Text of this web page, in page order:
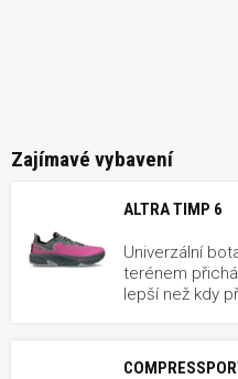
Zajímavé vybavení
ALTRA TIMP 6
Univerzální
terénem
lepší než kdy